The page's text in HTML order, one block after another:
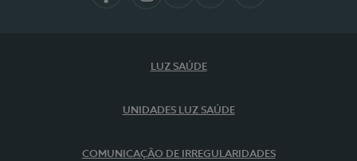
LUZ SAÚDE
UNIDADES LUZ SAÚDE
COMUNICAÇÃO DE IRREGULARIDADES